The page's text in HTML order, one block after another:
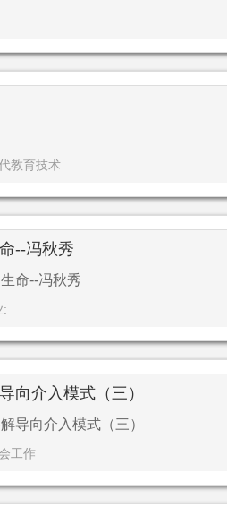
教育技术
--冯秋秀
命--冯秋秀
:
介入模式（三）
导向介入模式（三）
工作